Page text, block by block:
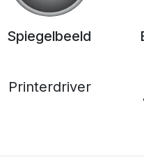
Spiegelbeeld
Printerdriver